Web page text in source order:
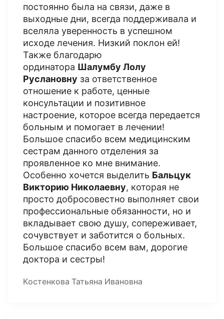
постоянно была на связи, даже в
выходные дни, всегда поддерживала и
вселяла уверенность в успешном
исходе лечения. Низкий поклон ей!
Также благодарю
ординатора Шалумбу Лолу
Руслановну за ответственное
отношение к работе, ценные
консультации и позитивное
настроение, которое всегда передается
больным и помогает в лечении!
Большое спасибо всем медицинским
сестрам данного отделения за
проявленное ко мне внимание.
Особенно хочется выделить Бальцук
Викторию Николаевну, которая не
просто добросовестно выполняет свои
профессиональные обязанности, но и
вкладывает свою душу, сопереживает,
сочувствует и заботится о больных.
Большое спасибо всем вам, дорогие
доктора и сестры!
Костенкова Татьяна Ивановна